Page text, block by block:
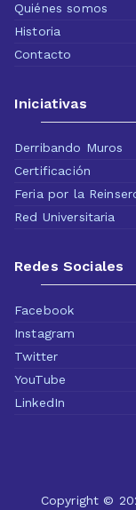
Quiénes somos
Historia
Contacto
Iniciativas
Derribando Muros
Certificación
Feria por la
Red Universitaria
Redes Sociales
Facebook
Instagram
Twitter
YouTube
LinkedIn
Copyright ©